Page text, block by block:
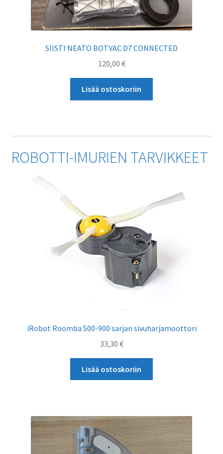
SIISTI NEATO BOTVAC D7 CONNECTED
120,00 €
Lisää ostoskoriin
ROBOTTI-IMURIEN TARVIKKEET
iRobot Roomba 500-900 sarjan sivuharjamoottori
33,30 €
Lisää ostoskoriin